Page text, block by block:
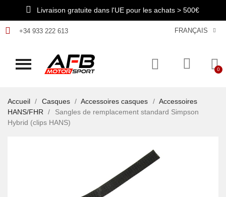
Livraison gratuite dans l'UE pour les achats > 500€
+34 933 222 613 FRANÇAIS
Accueil Casques Accessoires casques
Accessoires
HANS/FHR
Sangles de remplacement standard Simpson
Hybrid (clips HANS)